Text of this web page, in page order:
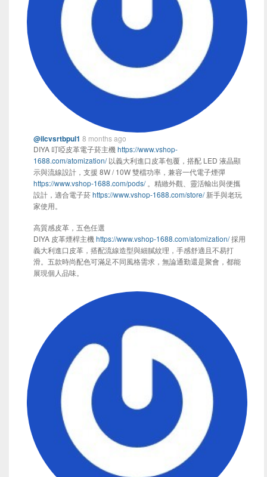
@ilcvsrtbpul1 8 months ago
DIYA 叮啞皮革電子菸主機https://www.vshop-
1688.com/atomization/以義大利進口皮革包覆，搭配 LED 液晶顯
示與流線設計，支援 8W / 10W 雙檔功率，兼容一代電子煙彈
https://www.vshop-1688.com/pods/。精緻外觀、靈活輸出與便攜
設計，適合電子菸https://www.vshop-1688.com/store/新手與老玩
家使用。
高質感皮革，五色任選
DIYA 皮革煙桿主機https://www.vshop-1688.com/atomization/採用
義大利進口皮革，搭配流線造型與細膩紋理，手感舒適且不易打
滑。五款時尚配色可滿足不同風格需求，無論通勤還是聚會，都能
展現個人品味。